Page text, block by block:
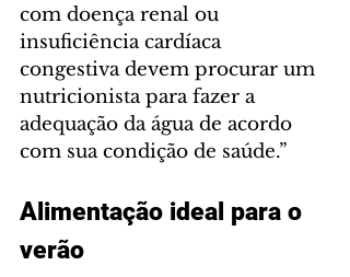
com doença renal ou
insuficiência cardíaca
congestiva devem procurar um
nutricionista para fazer a
adequação da água de acordo
com sua condição de saúde.”
Alimentação ideal para o
verão